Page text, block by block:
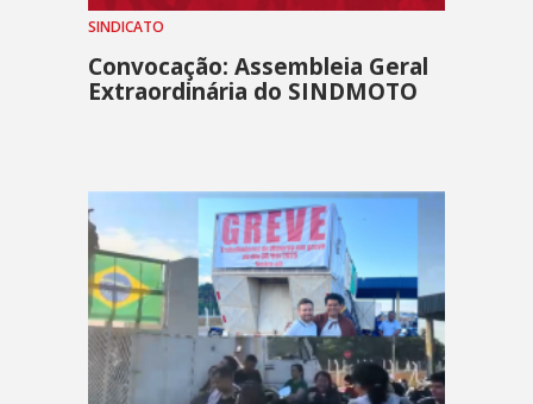
SINDICATO
Convocação: Assembleia Geral
Extraordinária do SINDMOTO